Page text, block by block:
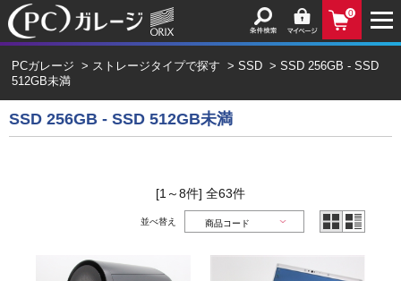
0
PCガレージ > ストレージタイプで探す >SSD >SSD 256GB - SSD
512GB未満
SSD 256GB - SSD 512GB未満
[1～8件] 全63件
並べ替え